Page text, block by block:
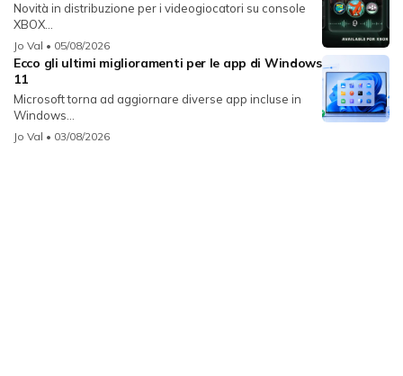
Novità in distribuzione per i videogiocatori su console
XBOX...
Jo Val • 05/08/2026
Ecco gli ultimi miglioramenti per le app di Windows
11
Microsoft torna ad aggiornare diverse app incluse in
Windows...
Jo Val • 03/08/2026